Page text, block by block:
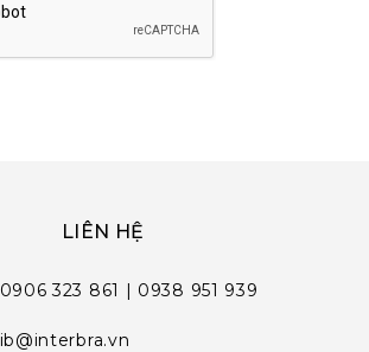
LIÊN HỆ
0906 323 861 | 0938 951 939
ib@interbra.vn